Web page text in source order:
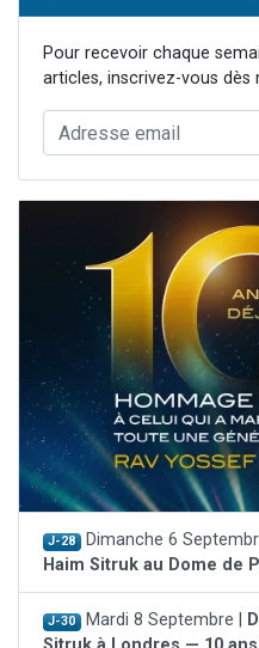
Pour recevoir chaque
articles, inscrivez-vous dès
J-28 Dimanche 6
Haim Sitruk au Dome de
J-30 Mardi 8 Septembre |